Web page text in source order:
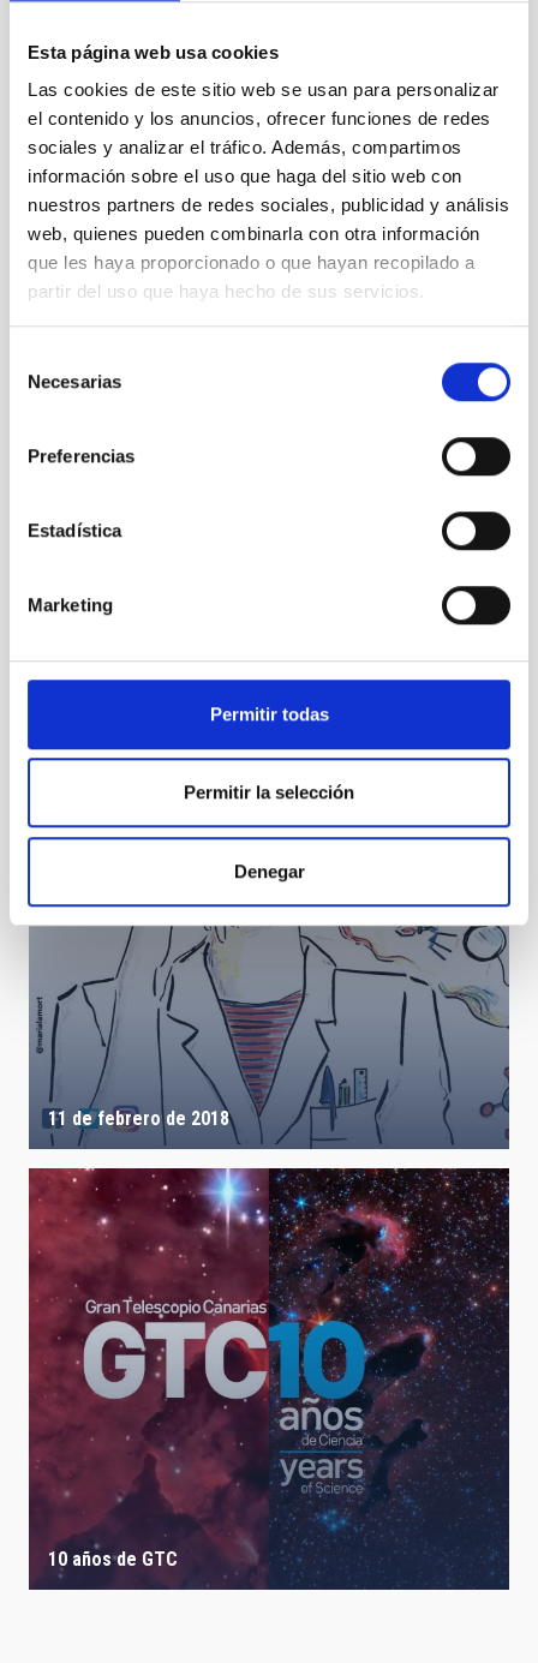
Esta página web usa cookies
Las cookies de este sitio web se usan para personalizar
el contenido y los anuncios, ofrecer funciones de redes
sociales y analizar el tráfico. Además, compartimos
información sobre el uso que haga del sitio web con
nuestros partners de redes sociales, publicidad y análisis
web, quienes pueden combinarla con otra información
que les haya proporcionado o que hayan recopilado a
partir del uso que haya hecho de sus servicios.
Necesarias
Preferencias
Estadística
Marketing
Permitir todas
Permitir la selección
Denegar
prensa
Consejo
Rector
2021
Te puede interesar
Visita de "Amigos del IAC" en el OT
11 de febrero de 2018
10 años de GTC